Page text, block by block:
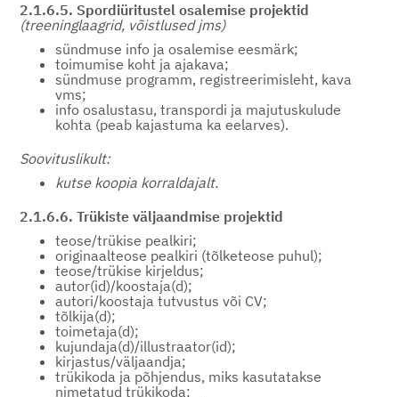
2.1.6.5. Spordiüritustel osalemise projektid
(treeninglaagrid, võistlused jms)
sündmuse info ja osalemise eesmärk;
toimumise koht ja ajakava;
sündmuse programm, registreerimisleht, kava
vms;
info osalustasu, transpordi ja majutuskulude
kohta (peab kajastuma ka eelarves).
Soovituslikult:
kutse koopia korraldajalt.
2.1.6.6. Trükiste väljaandmise projektid
teose/trükise pealkiri;
originaalteose pealkiri (tõlketeose puhul);
teose/trükise kirjeldus;
autor(id)/koostaja(d);
autori/koostaja tutvustus või CV;
tõlkija(d);
toimetaja(d);
kujundaja(d)/illustraator(id);
kirjastus/väljaandja;
trükikoda ja põhjendus, miks kasutatakse
nimetatud trükikoda;